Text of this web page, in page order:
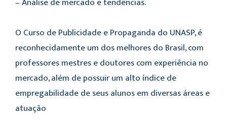
O Curso de Publicidade e Propaganda do UNASP, é
reconhecidamente um dos melhores do Brasil, com
professores mestres e doutores com experiência no
mercado, além de possuir um alto índice de
empregabilidade de seus alunos em diversas áreas e
atuação